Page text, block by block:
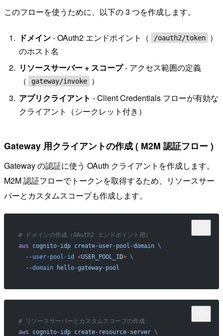
このフローを使うために、以下の 3 つを作成します。
ドメイン- OAuth2 エンドポイント（ /oauth2/token
）
のホスト名
リソースサーバー + スコープ- アクセス範囲の定義
（
gateway/invoke
）
アプリクライアント - Client Credentials フローが有効な
クライアント（シークレット付き）
Gateway 用クライアントの作成 ( M2M 認証フロー )
Gateway の認証に使う OAuth クライアントを作成します。
M2M 認証フローでトークンを取得するため、リソースサー
バーとカスタムスコープも作成します。
# ドメインの作成（OAuth2 エンドポイント用）
aws cognito-idp create-user-pool-domain \
  --user-pool-id
<USER_POOL_ID> \
  --domain
hello-gateway-pool
# リソースサーバーとカスタムスコープの作成
aws cognito-idp create-resource-server \